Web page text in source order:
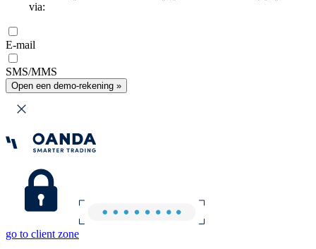
via:
E-mail
SMS/MMS
Open een demo-rekening »
go to client zone